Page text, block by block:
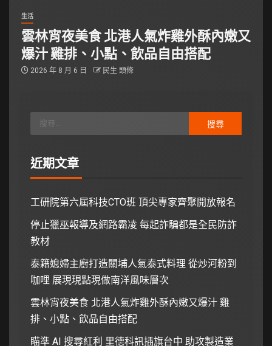
生活
雲林宵夜美食 北港人氣炸雞外酥內嫩又
爆汁 雞排、小點、飲品自由搭配
2026 年 8 月 6 日 民生 頭條
近期文章
工研院第六屆科技CTO班 頂尖專家齊聚開放報名
停止獵巫報導及網路霸凌 每起詐騙都是全民防詐
教材
泰籍媳婦主廚打造關埔人氣泰式料理 從炒河粉到
咖哩 展現現點現做南洋風味層次
雲林宵夜美食 北港人氣炸雞外酥內嫩又爆汁 雞
排、小點、飲品自由搭配
瞄準 AI 搜尋紅利 里德科訊插旗台中 助攻製造業